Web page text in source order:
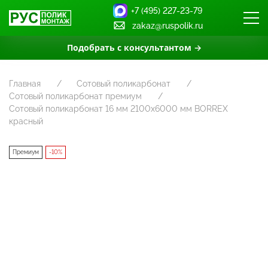
Подобрать с консультантом →
+7 (495) 227-23-79
zakaz@ruspolik.ru
Главная
Сотовый поликарбонат
Сотовый поликарбонат премиум
Сотовый поликарбонат 16 мм 2100х6000 мм BORREX
красный
Премиум -10%